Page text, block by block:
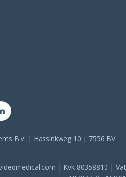
B.V. | Hassinkweg 10 | 7556 BV
| Kvk 80358810 | Vat